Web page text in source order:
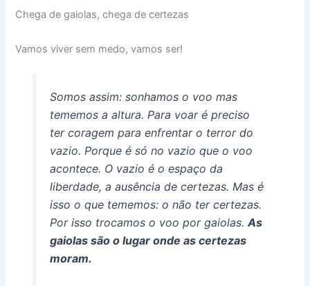
Chega de gaiolas, chega de certezas
Vamos viver sem medo, vamos ser!
Somos assim: sonhamos o voo mas
tememos a altura. Para voar é preciso
ter coragem para enfrentar o terror do
vazio. Porque é só no vazio que o voo
acontece. O vazio é o espaço da
liberdade, a ausência de certezas. Mas é
isso o que tememos: o não ter certezas.
Por isso trocamos o voo por gaiolas. As
gaiolas são o lugar onde as certezas
moram.